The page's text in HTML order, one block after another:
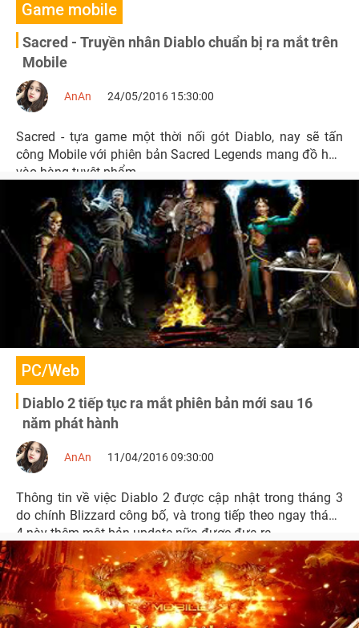
Game mobile
Sacred - Truyền nhân Diablo chuẩn bị ra mắt trên
Mobile
AnAn 24/05/2016 15:30:00
Sacred - tựa game một thời nối gót Diablo, nay sẽ tấn
công Mobile với phiên bản Sacred Legends mang đồ họa
vào hàng tuyệt phẩm.
PC/Web
Diablo 2 tiếp tục ra mắt phiên bản mới sau 16
năm phát hành
AnAn 11/04/2016 09:30:00
Thông tin về việc Diablo 2 được cập nhật trong tháng 3
do chính Blizzard công bố, và trong tiếp theo ngay tháng
4 này thêm một bản update nữa được đưa ra.